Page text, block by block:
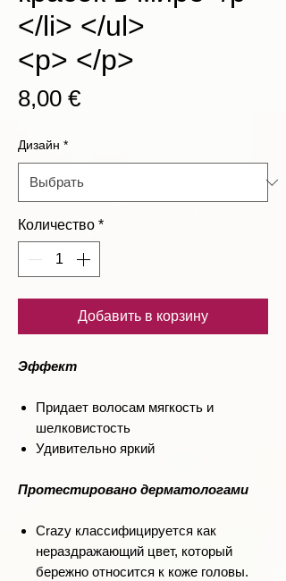
</li> </ul>
<p> </p>
8,00 €Цена
Дизайн *
Количество *
Добавить в корзину
Эффект
Придает волосам мягкость и
шелковистость
Удивительно яркий
Протестировано дерматологами
Crazy классифицируется как
нераздражающий цвет, который
бережно относится к коже головы.